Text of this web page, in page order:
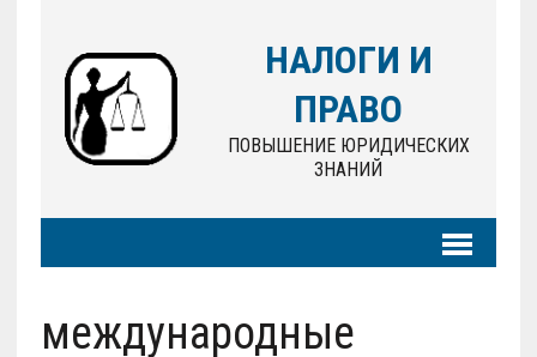
НАЛОГИ И
ПРАВО
ПОВЫШЕНИЕ ЮРИДИЧЕСКИХ
ЗНАНИЙ
международные